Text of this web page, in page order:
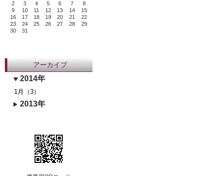
2
3 4 5 6 7
8
9
10 11 12 13 14
15
16
17 18 19 20 21
22
23
24 25 26 27 28
29
30
31
アーカイブ
2014年
1月（3）
2013年